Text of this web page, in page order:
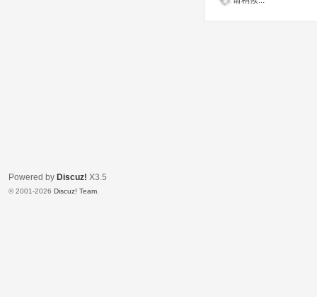
Powered by Discuz! X3.5
© 2001-2026 Discuz! Team